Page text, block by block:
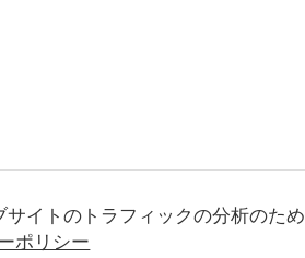
イトのトラフィックの分析のため
ポリシー